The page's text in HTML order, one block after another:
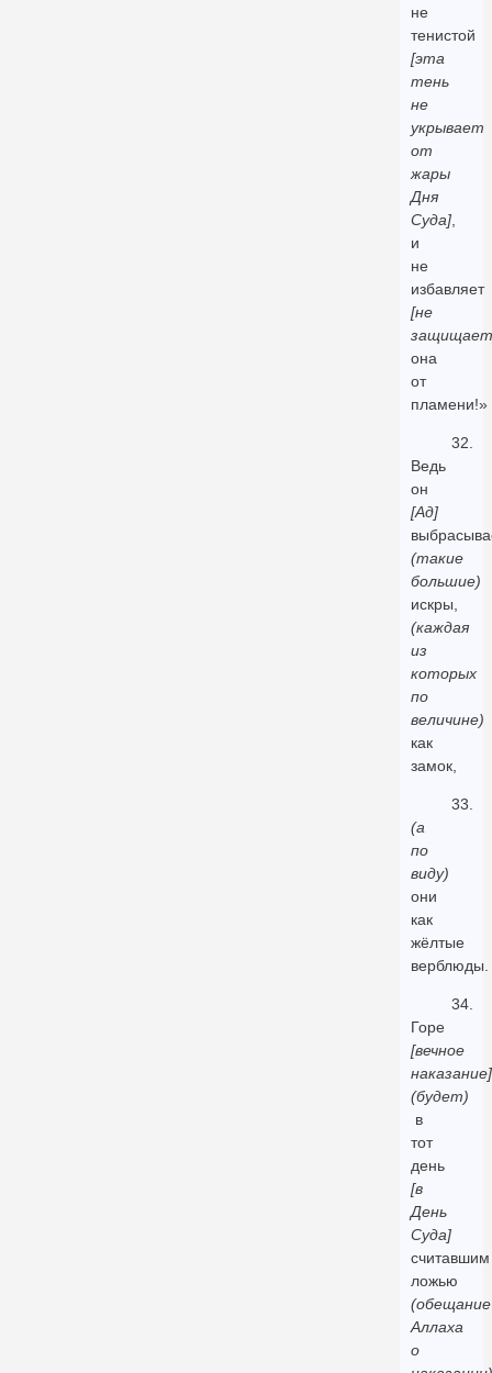
не
тенистой
[эта
тень
не
укрывает
от
жары
Дня
Суда],
и
не
избавляет
[не
она
от
пламени!»
32.
Ведь
он
[Ад]
(такие
большие)
искры,
(каждая
из
которых
по
величине)
как
замок,
33.
(а
по
виду)
они
как
жёлтые
верблюды.
34.
Горе
[вечное
наказание]
(будет)
в
тот
день
[в
День
Суда]
считавшим
ложью
(обещание
Аллаха
о